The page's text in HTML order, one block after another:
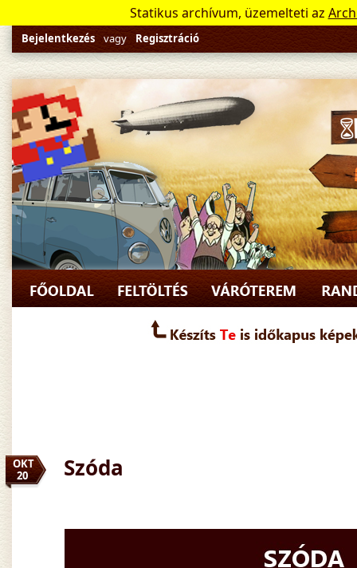
Statikus archívum, üzemelteti az
Bejelentkezés vagy Regisztráció
OKT
20
Szóda